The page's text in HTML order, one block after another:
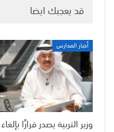
قد يعجبك ايضا
أخبار المدارس
وزير التربية يصدر قرارًا بإلغاء